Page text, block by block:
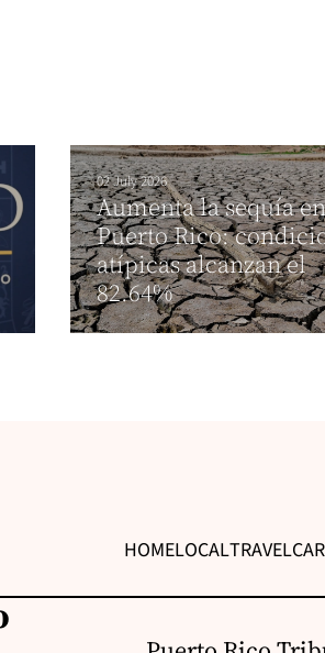
02 July 2026
Aumenta la sequía en
Puerto Rico:
atípicas alcanzan el
82.64%
HOMELOCALTRAVEL